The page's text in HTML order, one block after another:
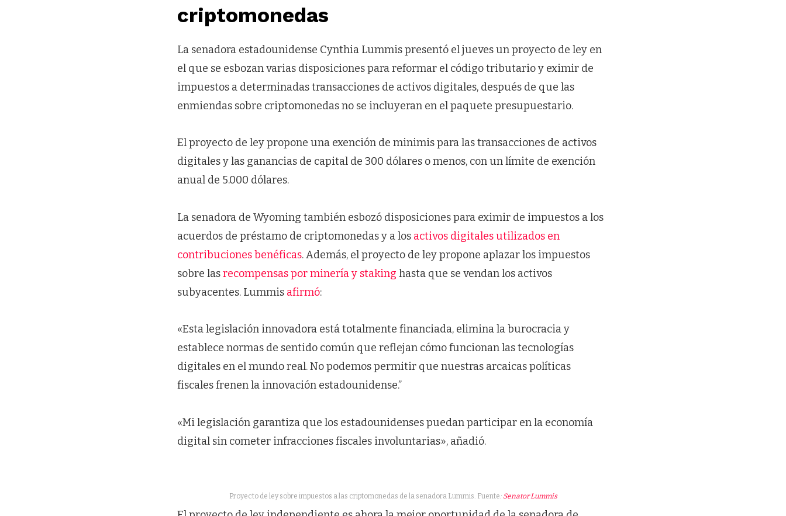
criptomonedas
La senadora estadounidense Cynthia Lummis presentó el jueves un proyecto de ley en
el que se esbozan varias disposiciones para reformar el código tributario y eximir de
impuestos a determinadas transacciones de activos digitales, después de que las
enmiendas sobre criptomonedas no se incluyeran en el paquete presupuestario.
El proyecto de ley propone una exención de minimis para las transacciones de activos
digitales y las ganancias de capital de 300 dólares o menos, con un límite de exención
anual de 5.000 dólares.
La senadora de Wyoming también esbozó disposiciones para eximir de impuestos a los
acuerdos de préstamo de criptomonedas y a los activos digitales utilizados en
contribuciones benéficas. Además, el proyecto de ley propone aplazar los impuestos
sobre lasrecompensas por minería y staking hasta que se vendan los activos
subyacentes. Lummis afirmó:
«Esta legislación innovadora está totalmente financiada, elimina la burocracia y
establece normas de sentido común que reflejan cómo funcionan las tecnologías
digitales en el mundo real. No podemos permitir que nuestras arcaicas políticas
fiscales frenen la innovación estadounidense.”
«Mi legislación garantiza que los estadounidenses puedan participar en la economía
digital sin cometer infracciones fiscales involuntarias», añadió.
Proyecto de ley sobre impuestos a las criptomonedas de la senadora Lummis. Fuente: Senator Lummis